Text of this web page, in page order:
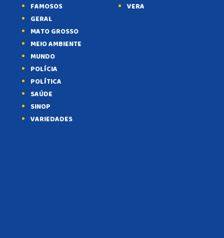
FAMOSOS
GERAL
MATO GROSSO
MEIO AMBIENTE
MUNDO
POLÍCIA
POLÍTICA
SAÚDE
SINOP
VARIEDADES
VERA